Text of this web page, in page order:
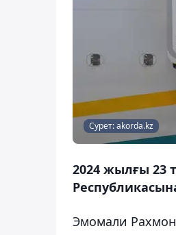
Сурет: akorda.kz
2024 жылғы 23
Эмомали